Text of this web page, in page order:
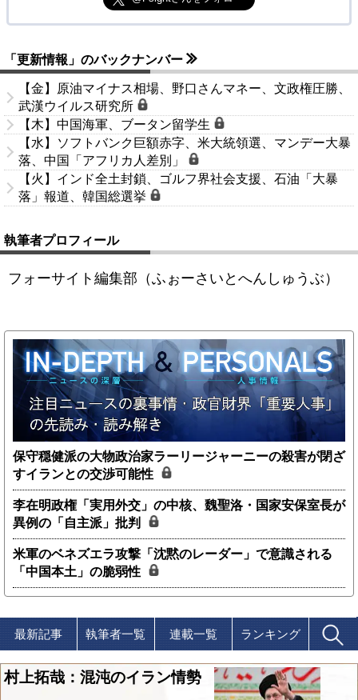
「更新情報」のバックナンバー
【金】原油マイナス相場、野口さんマネー、文政権圧勝、
武漢ウイルス研究所
【木】中国海軍、ブータン留学生
【水】ソフトバンク巨額赤字、米大統領選、マンデー大暴
落、中国「アフリカ人差別」
【火】インド全土封鎖、ゴルフ界社会支援、石油「大暴
落」報道、韓国総選挙
執筆者プロフィール
フォーサイト編集部（ふぉーさいとへんしゅうぶ）
保守穏健派の大物政治家ラーリージャーニーの殺害が閉ざ
すイランとの交渉可能性
李在明政権「実用外交」の中核、魏聖洛・国家安保室長が
異例の「自主派」批判
米軍のベネズエラ攻撃「沈黙のレーダー」で意識される
「中国本土」の脆弱性
最新記事 執筆者一覧 連載一覧 ランキング
村上拓哉：混沌のイラン情勢